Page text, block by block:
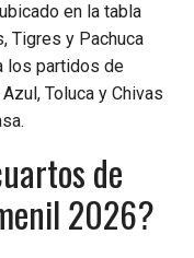
en la tabla
Tigres y Pachuca
los partidos de
Toluca y Chivas
de
2026?